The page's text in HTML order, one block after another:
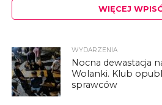
WIĘCEJ
WYDARZENIA
Nocna dewastacja
Wolanki. Klub
sprawców